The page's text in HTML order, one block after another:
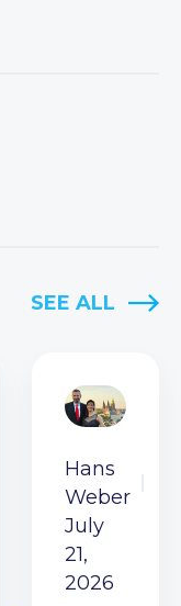
SEE ALL
Hans
Weber
July
21,
2026